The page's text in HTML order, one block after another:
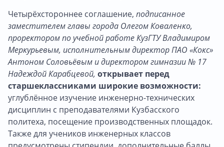
Четырёхстороннее соглашение, подписанное
заместителем главы города Олегом Коваленко,
проректором по учебной работе КузГТУ Владимиром
Меркурьевым, исполнительным директор ПАО «Кокс»
Антоном Соловьёвым и директором гимназии № 17
Надеждой Карабцевой, открывает перед
старшеклассниками широкие возможности:
углублённое изучение инженерно-технических
дисциплин с преподавателями Кузбасского
политеха, посещение производственных площадок.
Также для учеников инженерных классов